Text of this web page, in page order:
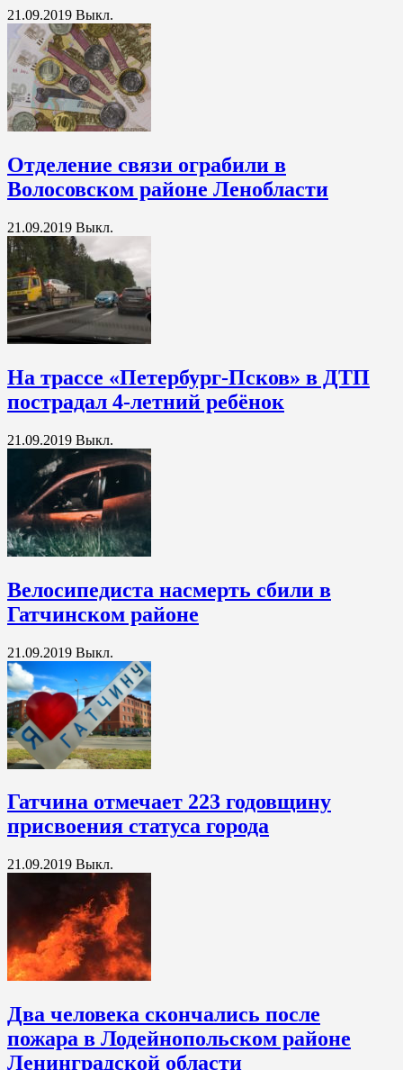
21.09.2019 Выкл.
Отделение связи ограбили в
Волосовском районе Ленобласти
21.09.2019 Выкл.
На трассе «Петербург-Псков» в ДТП
пострадал 4-летний ребёнок
21.09.2019 Выкл.
Велосипедиста насмерть сбили в
Гатчинском районе
21.09.2019 Выкл.
Гатчина отмечает 223 годовщину
присвоения статуса города
21.09.2019 Выкл.
Два человека скончались после
пожара в Лодейнопольском районе
Ленинградской области